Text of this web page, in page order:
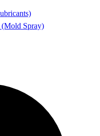
Oil
Spray)